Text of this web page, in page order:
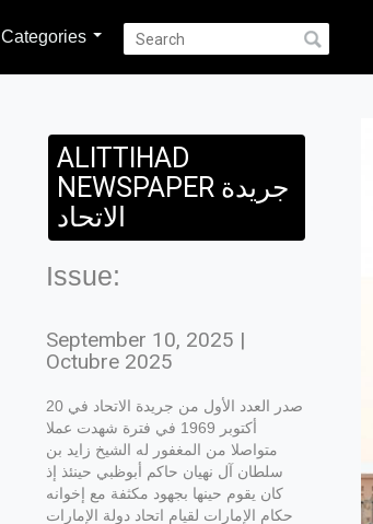
Categories
ALITTIHAD
NEWSPAPER جريدة
الاتحاد
Issue:
September 10, 2025 |
Octubre 2025
صدر العدد الأول من جريدة الاتحاد في 20
أكتوبر 1969 في فترة شهدت عملا
متواصلا من المغفور له الشيخ زايد بن
سلطان آل نهيان حاكم أبوظبي حينئذ إذ
كان يقوم حينها بجهود مكثفة مع إخوانه
حكام الإمارات لقيام اتحاد دولة الإمارات